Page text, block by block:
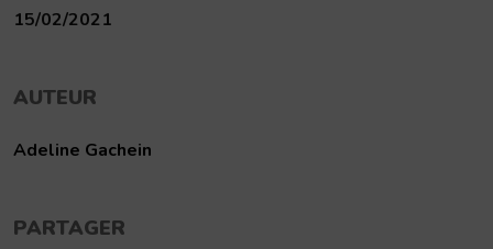
15/02/2021
AUTEUR
Adeline Gachein
PARTAGER